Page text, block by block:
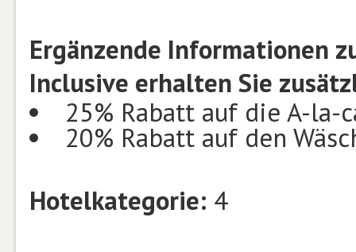
Ergänzende Informationen
Inclusive erhalten Sie
25% Rabatt auf die A-la-
20% Rabatt auf den
Hotelkategorie: 4